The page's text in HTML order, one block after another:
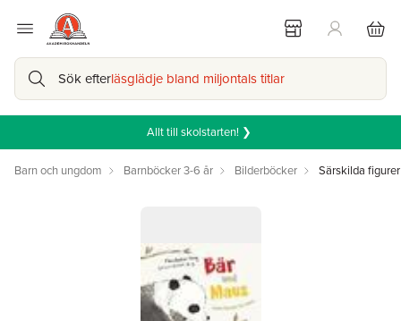
Sök efterläsglädje bland miljontals titlar
Allt till skolstarten! ❯
Barn och ungdom Barnböcker 3-6 år Bilderböcker Särskilda figurer